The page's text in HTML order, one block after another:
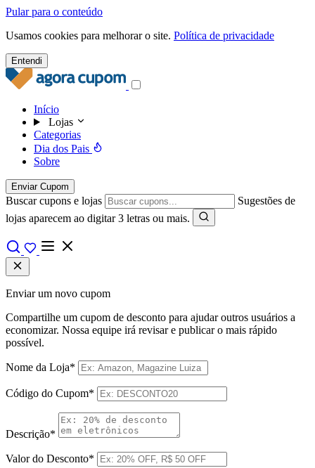
Pular para o conteúdo
Usamos cookies para melhorar o site. Política de privacidade
Entendi
Início
Lojas
Categorias
Dia dos Pais
Sobre
Enviar Cupom
Buscar cupons e lojas
Sugestões de
lojas aparecem ao digitar 3 letras ou mais.
Enviar um novo cupom
Compartilhe um cupom de desconto para ajudar outros usuários a
economizar. Nossa equipe irá revisar e publicar o mais rápido
possível.
Nome da Loja*
Código do Cupom*
Descrição*
Valor do Desconto*